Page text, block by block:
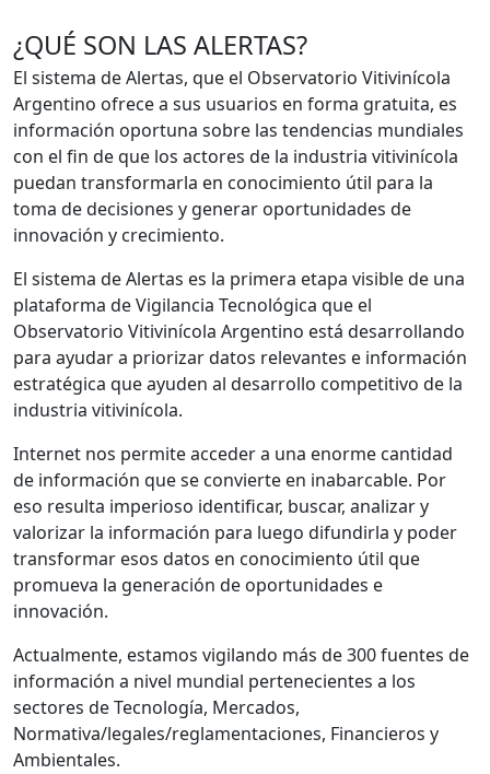
entradas
¿QUÉ SON LAS ALERTAS?
El sistema de Alertas, que el Observatorio Vitivinícola
Argentino ofrece a sus usuarios en forma gratuita, es
información oportuna sobre las tendencias mundiales
con el fin de que los actores de la industria vitivinícola
puedan transformarla en conocimiento útil para la
toma de decisiones y generar oportunidades de
innovación y crecimiento.
El sistema de Alertas es la primera etapa visible de una
plataforma de Vigilancia Tecnológica que el
Observatorio Vitivinícola Argentino está desarrollando
para ayudar a priorizar datos relevantes e información
estratégica que ayuden al desarrollo competitivo de la
industria vitivinícola.
Internet nos permite acceder a una enorme cantidad
de información que se convierte en inabarcable. Por
eso resulta imperioso identificar, buscar, analizar y
valorizar la información para luego difundirla y poder
transformar esos datos en conocimiento útil que
promueva la generación de oportunidades e
innovación.
Actualmente, estamos vigilando más de 300 fuentes de
información a nivel mundial pertenecientes a los
sectores de Tecnología, Mercados,
Normativa/legales/reglamentaciones, Financieros y
Ambientales.